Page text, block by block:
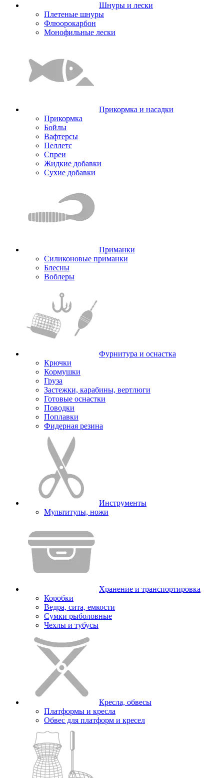
Шнуры и лески
Плетеные шнуры
Флюорокарбон
Монофильные лески
Прикормка и насадки
Прикормка
Бойлы
Вафтерсы
Пеллетс
Спреи
Жидкие добавки
Сухие добавки
Приманки
Силиконовые приманки
Блесны
Воблеры
Фурнитура и оснастка
Крючки
Кормушки
Груза
Застежки, карабины, вертлюги
Готовые оснастки
Поводки
Поплавки
Фидерная резина
Инструменты
Мультитулы, ножи
Хранение и транспортировка
Коробки
Ведра, сита, емкости
Сумки рыболовные
Чехлы и тубусы
Кресла, обвесы
Платформы и кресла
Обвес для платформ и кресел